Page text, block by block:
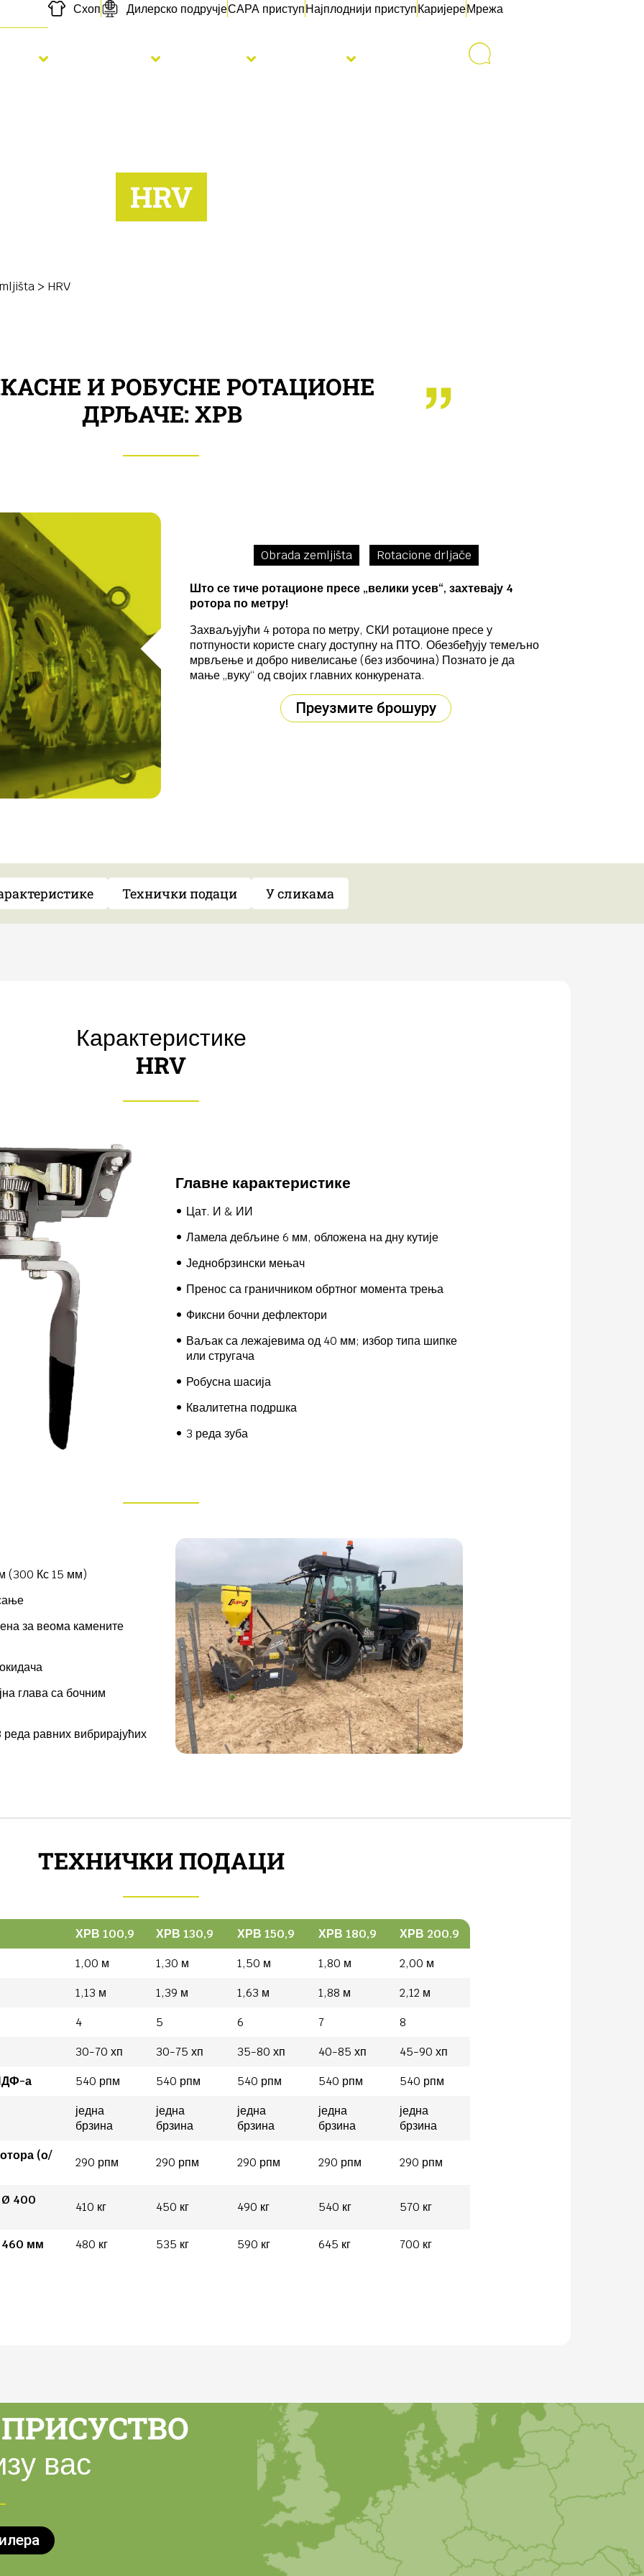
Схоп Дилерско подручјеСАРА приступНајплоднији приступКаријереМрежа
HRV
> HRV
И РОБУСНЕ РОТАЦИОНЕ
ДРЉАЧЕ: ХРВ
Obrada zemljišta Rotacione drljače
Што се тиче ротационе пресе „велики усев“, захтевају 4
ротора по метру!
Захваљујући 4 ротора по метру, СКИ ротационе пресе у
потпуности користе снагу доступну на ПТО. Обезбеђују темељно
мрвљење и добро нивелисање (без избочина) Познато је да
мање „вуку“ од својих главних конкурената.
Преузмите брошуру
Технички подаци У сликама
Карактеристике
HRV
Главне карактеристике
Цат. И & ИИ
Ламела дебљине 6 мм, обложена на дну кутије
Једнобрзински мењач
Пренос са граничником обртног момента трења
Фиксни бочни дефлектори
Ваљак са лежајевима од 40 мм; избор типа шипке
или стругача
Робусна шасија
Квалитетна подршка
3 реда зуба
(300 Кс 15 мм)
за веома камените
глава са бочним
равних вибрирајућих
ТЕХНИЧКИ ПОДАЦИ
ХРВ 100,9 ХРВ 130,9 ХРВ 150,9 ХРВ 180,9
ХРВ 200.9
1,00 м
1,30 м 1,50 м 1,80 м
2,00 м
1,13 м
1,39 м 1,63 м 1,88 м
2,12 м
4
5 6 7
8
30-70 хп
30-75 хп 35-80 хп 40-85 хп
45-90 хп
а
540 рпм 540 рпм 540 рпм 540 рпм
540 рпм
једна
брзина
једна
брзина
једна
брзина
једна
брзина
једна
брзина
(о/
290 рпм 290 рпм 290 рпм 290 рпм 290 рпм
Ø 400 410 кг 450 кг 490 кг 540 кг 570 кг
460 мм 480 кг 535 кг 590 кг 645 кг 700 кг
вас